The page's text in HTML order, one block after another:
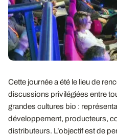
Cette journée a été le lieu de
discussions privilégiées entre
grandes cultures bio :
développement, producteurs,
distributeurs. L’objectif est de